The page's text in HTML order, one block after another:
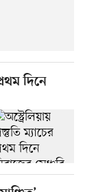
দিনে